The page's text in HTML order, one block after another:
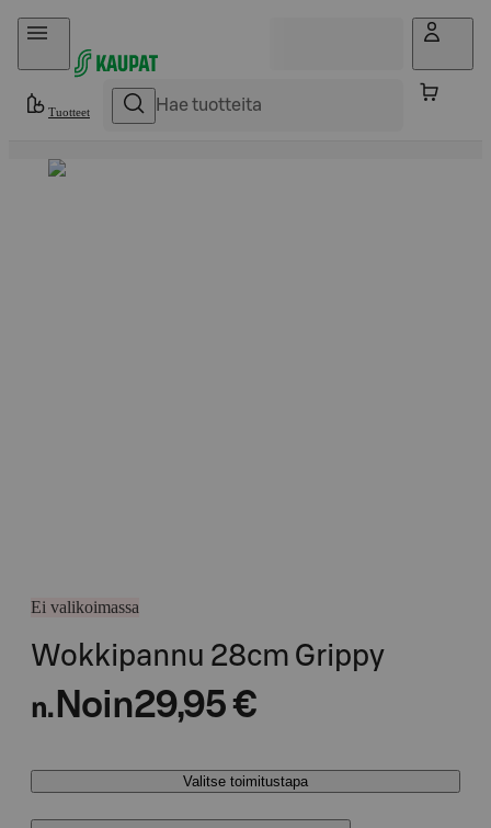
Hyppää sisältöön
Tuotteet
Ei valikoimassa
Wokkipannu 28cm Grippy
n. Noin29,95 €
Valitse toimitustapa